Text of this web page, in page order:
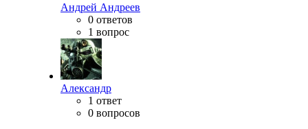
Андрей Андреев
0 ответов
1 вопрос
Александр
1 ответ
0 вопросов